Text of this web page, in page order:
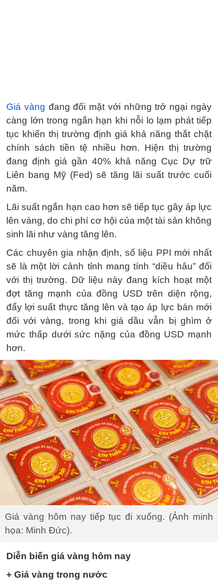
Giá vàng đang đối mặt với những trở ngại ngày
càng lớn trong ngắn hạn khi nỗi lo lạm phát tiếp
tục khiến thị trường định giá khả năng thắt chặt
chính sách tiền tệ nhiều hơn. Hiện thị trường
đang định giá gần 40% khả năng Cục Dự trữ
Liên bang Mỹ (Fed) sẽ tăng lãi suất trước cuối
năm.
Lãi suất ngắn hạn cao hơn sẽ tiếp tục gây áp lực
lên vàng, do chi phí cơ hội của một tài sản không
sinh lãi như vàng tăng lên.
Các chuyên gia nhận định, số liệu PPI mới nhất
sẽ là một lời cảnh tỉnh mang tính “diều hâu” đối
với thị trường. Dữ liệu này đang kích hoạt một
đợt tăng mạnh của đồng USD trên diện rộng,
đẩy lợi suất thực tăng lên và tạo áp lực bán mới
đối với vàng, trong khi giá dầu vẫn bị ghìm ở
mức thấp dưới sức nặng của đồng USD mạnh
hơn.
Giá vàng hôm nay tiếp tục đi xuống. (Ảnh minh
họa: Minh Đức).
Diễn biến giá vàng hôm nay
+ Giá vàng trong nước